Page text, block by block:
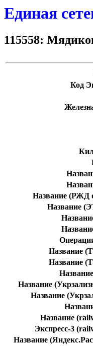
Единая
115558:
Код
Название (РЖД
Название
Название
Название
Название
Название
Название
Экспресс-3
Название